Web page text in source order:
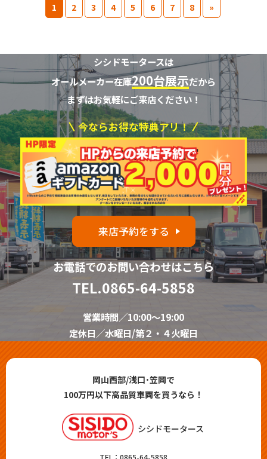
1 2 3 4 5 6 7 8 »
シシドモータースは
オールメーカー在庫200台展示だから
まずはお気軽にご来店ください！
今ならお得な特典アリ！
来店予約をする
お電話でのお問い合わせはこちら
TEL.0865-64-5858
営業時間／10:00～19:00
定休日／水曜日/第２・４火曜日
岡山西部/浅口･笠岡で
100万円以下高品質車両を買うなら！
シシドモータース